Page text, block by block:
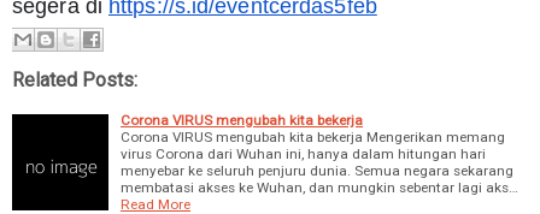
segera di https://s.id/eventcerdas5feb
Related Posts:
Corona VIRUS mengubah kita bekerja
Corona VIRUS mengubah kita bekerja Mengerikan memang
virus Corona dari Wuhan ini, hanya dalam hitungan hari
menyebar ke seluruh penjuru dunia. Semua negara sekarang
membatasi akses ke Wuhan, dan mungkin sebentar lagi aks…
Read More